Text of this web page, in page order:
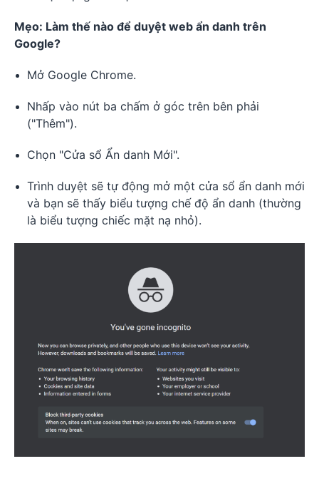
Mẹo: Làm thế nào để duyệt web ẩn danh trên
Google?
Mở Google Chrome.
Nhấp vào nút ba chấm ở góc trên bên phải
("Thêm").
Chọn "Cửa sổ Ẩn danh Mới".
Trình duyệt sẽ tự động mở một cửa sổ ẩn danh mới
và bạn sẽ thấy biểu tượng chế độ ẩn danh (thường
là biểu tượng chiếc mặt nạ nhỏ).